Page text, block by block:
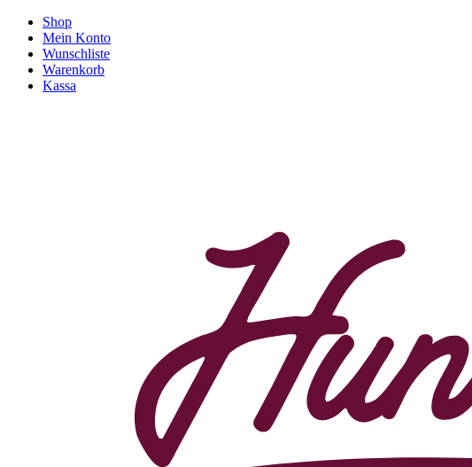
Shop
Mein Konto
Wunschliste
Warenkorb
Kassa